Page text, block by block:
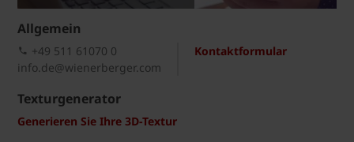
Allgemein
Kontaktformular
+49 511 61070 0
info.de@wienerberger.com
Texturgenerator
Generieren Sie Ihre 3D-Textur